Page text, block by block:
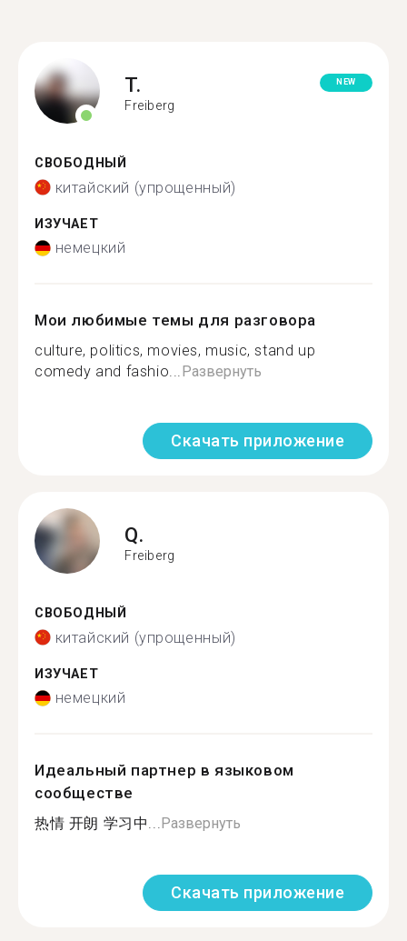
T.
Freiberg
NEW
СВОБОДНЫЙ
китайский (упрощенный)
ИЗУЧАЕТ
немецкий
Мои любимые темы для разговора
culture, politics, movies, music, stand up
comedy and fashio...Развернуть
Скачать приложение
Q.
Freiberg
СВОБОДНЫЙ
китайский (упрощенный)
ИЗУЧАЕТ
немецкий
Идеальный партнер в языковом
сообществе
热情 开朗 学习中...Развернуть
Скачать приложение